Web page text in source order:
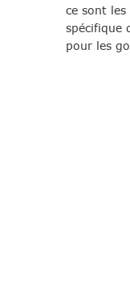
ce sont les
spécifique
pour les